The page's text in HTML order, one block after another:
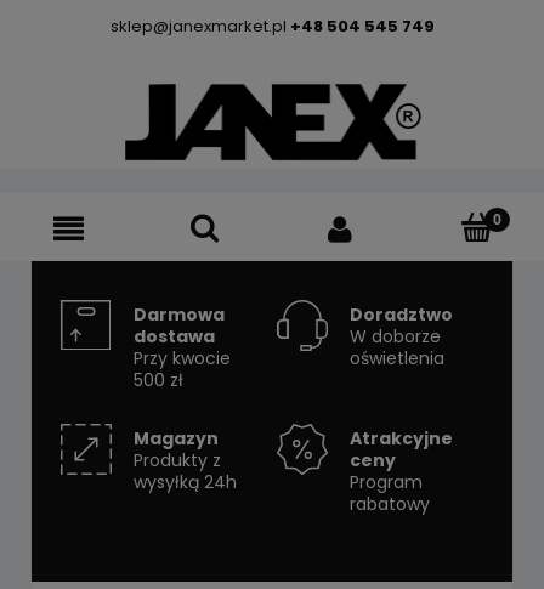
sklep@janexmarket.pl +48 504 545 749
Darmowa
dostawa
Przy kwocie
500 zł
Doradztwo
W doborze
oświetlenia
Magazyn
Produkty z
wysyłką 24h
Atrakcyjne
ceny
Program
rabatowy